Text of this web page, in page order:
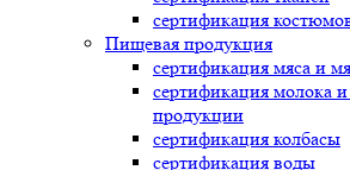
сертификация
Пищевая продукция
сертификация мяса и
сертификация молока
продукции
сертификация колбасы
сертификация воды